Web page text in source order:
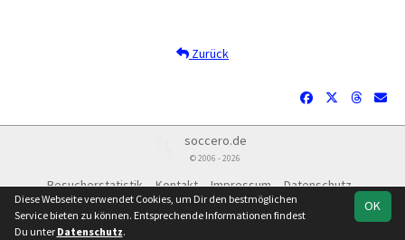
Zurück
soccero.de
© 2006 - 2026
Besucherstatistik Kontakt Impressum
Datenschutz
OK
Diese Webseite verwendet Cookies, um Dir den bestmöglichen
Service bieten zu können. Entsprechende Informationen findest
Du unter Datenschutz.